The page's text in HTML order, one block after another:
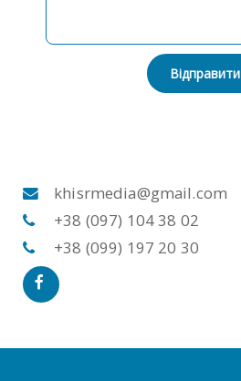
Відправити
khisrmedia@gmail.com
+38 (097) 104 38 02
+38 (099) 197 20 30